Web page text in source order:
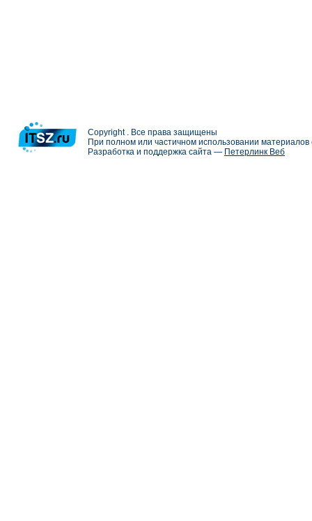
Copyright . Все права защищены
При полном или частичном использовании
Разработка и поддержка сайта — Петерлинк Веб